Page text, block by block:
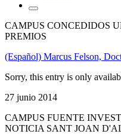
CAMPUS CONCEDIDOS
PREMIOS
(Español) Marcus Felson,
Sorry, this entry is only
27 junio 2014
CAMPUS FUENTE
NOTICIA SANT JOAN